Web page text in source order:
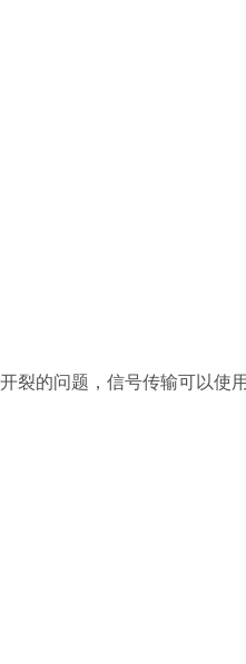
裂的问题，信号传输可以使